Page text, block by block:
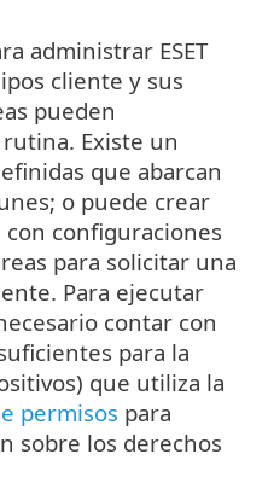
administrar ESET
cliente y sus
pueden
Existe un
que abarcan
o puede crear
configuraciones
para solicitar una
Para ejecutar
contar con
para la
que utiliza la
permisos para
sobre los derechos